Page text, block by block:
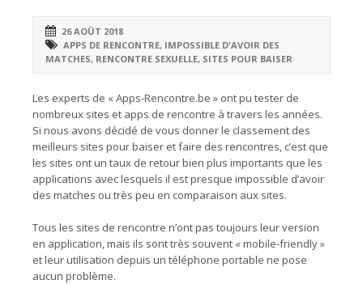
26 AOÛT 2018
APPS DE RENCONTRE, IMPOSSIBLE D'AVOIR DES
MATCHES, RENCONTRE SEXUELLE, SITES POUR BAISER
Les experts de « Apps-Rencontre.be » ont pu tester de
nombreux sites et apps de rencontre à travers les années.
Si nous avons décidé de vous donner le classement des
meilleurs sites pour baiser et faire des rencontres, c’est que
les sites ont un taux de retour bien plus importants que les
applications avec lesquels il est presque impossible d’avoir
des matches ou très peu en comparaison aux sites.
Tous les sites de rencontre n’ont pas toujours leur version
en application, mais ils sont très souvent « mobile-friendly »
et leur utilisation depuis un téléphone portable ne pose
aucun problème.